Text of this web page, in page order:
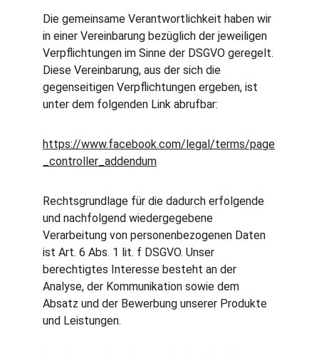
Die gemeinsame Verantwortlichkeit haben wir
in einer Vereinbarung bezüglich der jeweiligen
Verpflichtungen im Sinne der DSGVO geregelt.
Diese Vereinbarung, aus der sich die
gegenseitigen Verpflichtungen ergeben, ist
unter dem folgenden Link abrufbar:
https://www.facebook.com/legal/terms/page
_controller_addendum
Rechtsgrundlage für die dadurch erfolgende
und nachfolgend wiedergegebene
Verarbeitung von personenbezogenen Daten
ist Art. 6 Abs. 1 lit. f DSGVO. Unser
berechtigtes Interesse besteht an der
Analyse, der Kommunikation sowie dem
Absatz und der Bewerbung unserer Produkte
und Leistungen.